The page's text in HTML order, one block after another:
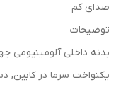
صدای کم
توضیحات
بدنه داخلی آلومينيومی